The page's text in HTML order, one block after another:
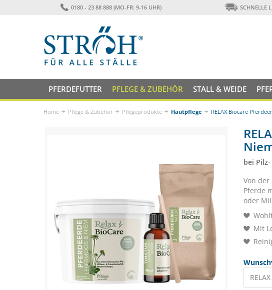
0180 - 23 88 888 (MO-FR: 9-16 UHR) SCHNELLE
PFERDEFUTTER PFLEGE & ZUBEHÖR STALL & WEIDE
Home Pflege & Zubehör Pflegeprodukte Hautpflege RELAX Biocare
bei
Von der
Pferde
oder
Mit